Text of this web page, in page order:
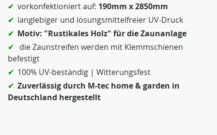
vorkonfektioniert auf: 190mm x 2850mm
langlebiger und lösungsmittelfreier UV-Druck
Motiv: "Rustikales Holz" für die Zaunanlage
die Zaunstreifen werden mit Klemmschienen
befestigt
100% UV-beständig | Witterungsfest
Zuverlässig durch M-tec home & garden in
Deutschland hergestellt